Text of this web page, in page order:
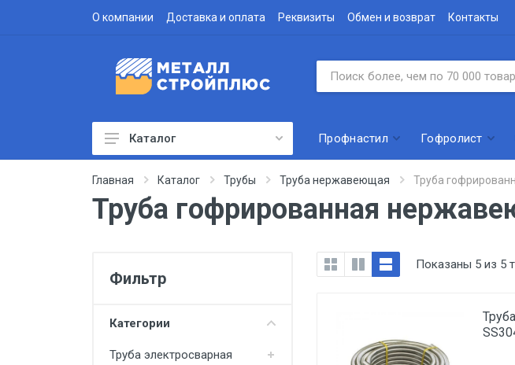
О компании Доставка и оплата Реквизиты Обмен и возврат Контакты
Профнастил
Водосточная система
Гофролист
Каталог Профнастил Гофролист
Главная Каталог Трубы Труба нержавеющая Труба
Труба гофрированная
Фильтр
Категории
Труба электросварная
Показаны 5 из 5